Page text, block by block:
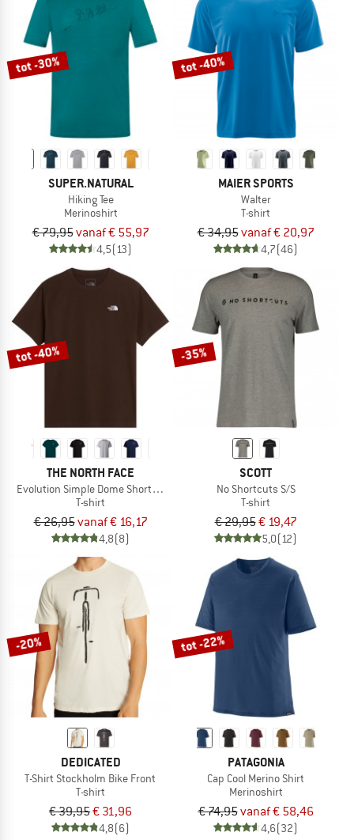
tot -30%
SUPER.NATURAL
Hiking Tee
Merinoshirt
€ 79,95vanaf € 55,97
4,5(13)
tot -40%
MAIER SPORTS
Walter
T-shirt
€ 34,95vanaf € 20,97
4,7(46)
tot -40%
THE NORTH FACE
Evolution Simple Dome Short Sleeve
T-shirt
€ 26,95vanaf € 16,17
4,8(8)
-35%
SCOTT
No Shortcuts S/S
T-shirt
€ 29,95€ 19,47
5,0(12)
-20%
DEDICATED
T-Shirt Stockholm Bike Front
T-shirt
€ 39,95€ 31,96
4,8(6)
tot -22%
PATAGONIA
Cap Cool Merino Shirt
Merinoshirt
€ 74,95vanaf € 58,46
4,6(32)